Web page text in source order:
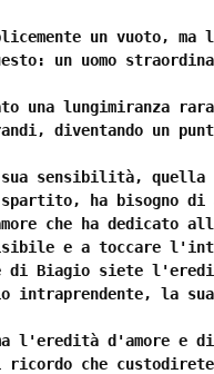
un
un uomo
una lungimiranza
diventando un
sensibilità, quella
ha bisogno
che ha dedicato
e a toccare
di Biagio siete
la
l'eredità d'amore e
ricordo che